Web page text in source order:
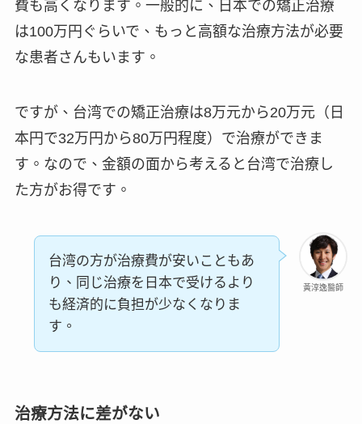
費も高くなります。一般的に、日本での矯正治療
は100万円ぐらいで、もっと高額な治療方法が必要
な患者さんもいます。
ですが、台湾での矯正治療は8万元から20万元（日
本円で32万円から80万円程度）で治療ができま
す。なので、金額の面から考えると台湾で治療し
た方がお得です。
黃淳逸醫師
台湾の方が治療費が安いこともあ
り、同じ治療を日本で受けるより
も経済的に負担が少なくなりま
す。
治療方法に差がない